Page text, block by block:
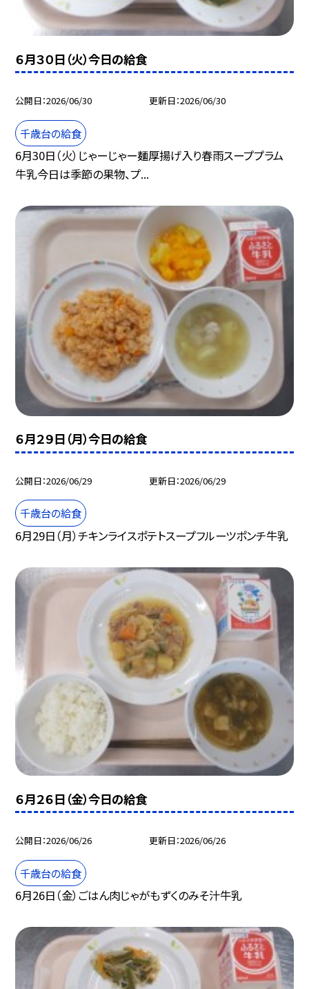
６月３０日（火）今日の給食
公開日 2026/06/30 更新日 2026/06/30
千歳台の給食
6月30日（火）じゃーじゃー麺厚揚げ入り春雨スーププラム
牛乳今日は季節の果物、プ...
６月２９日（月）今日の給食
公開日 2026/06/29 更新日 2026/06/29
千歳台の給食
6月29日（月）チキンライスポテトスープフルーツポンチ牛乳
６月２６日（金）今日の給食
公開日 2026/06/26 更新日 2026/06/26
千歳台の給食
6月26日（金）ごはん肉じゃがもずくのみそ汁牛乳